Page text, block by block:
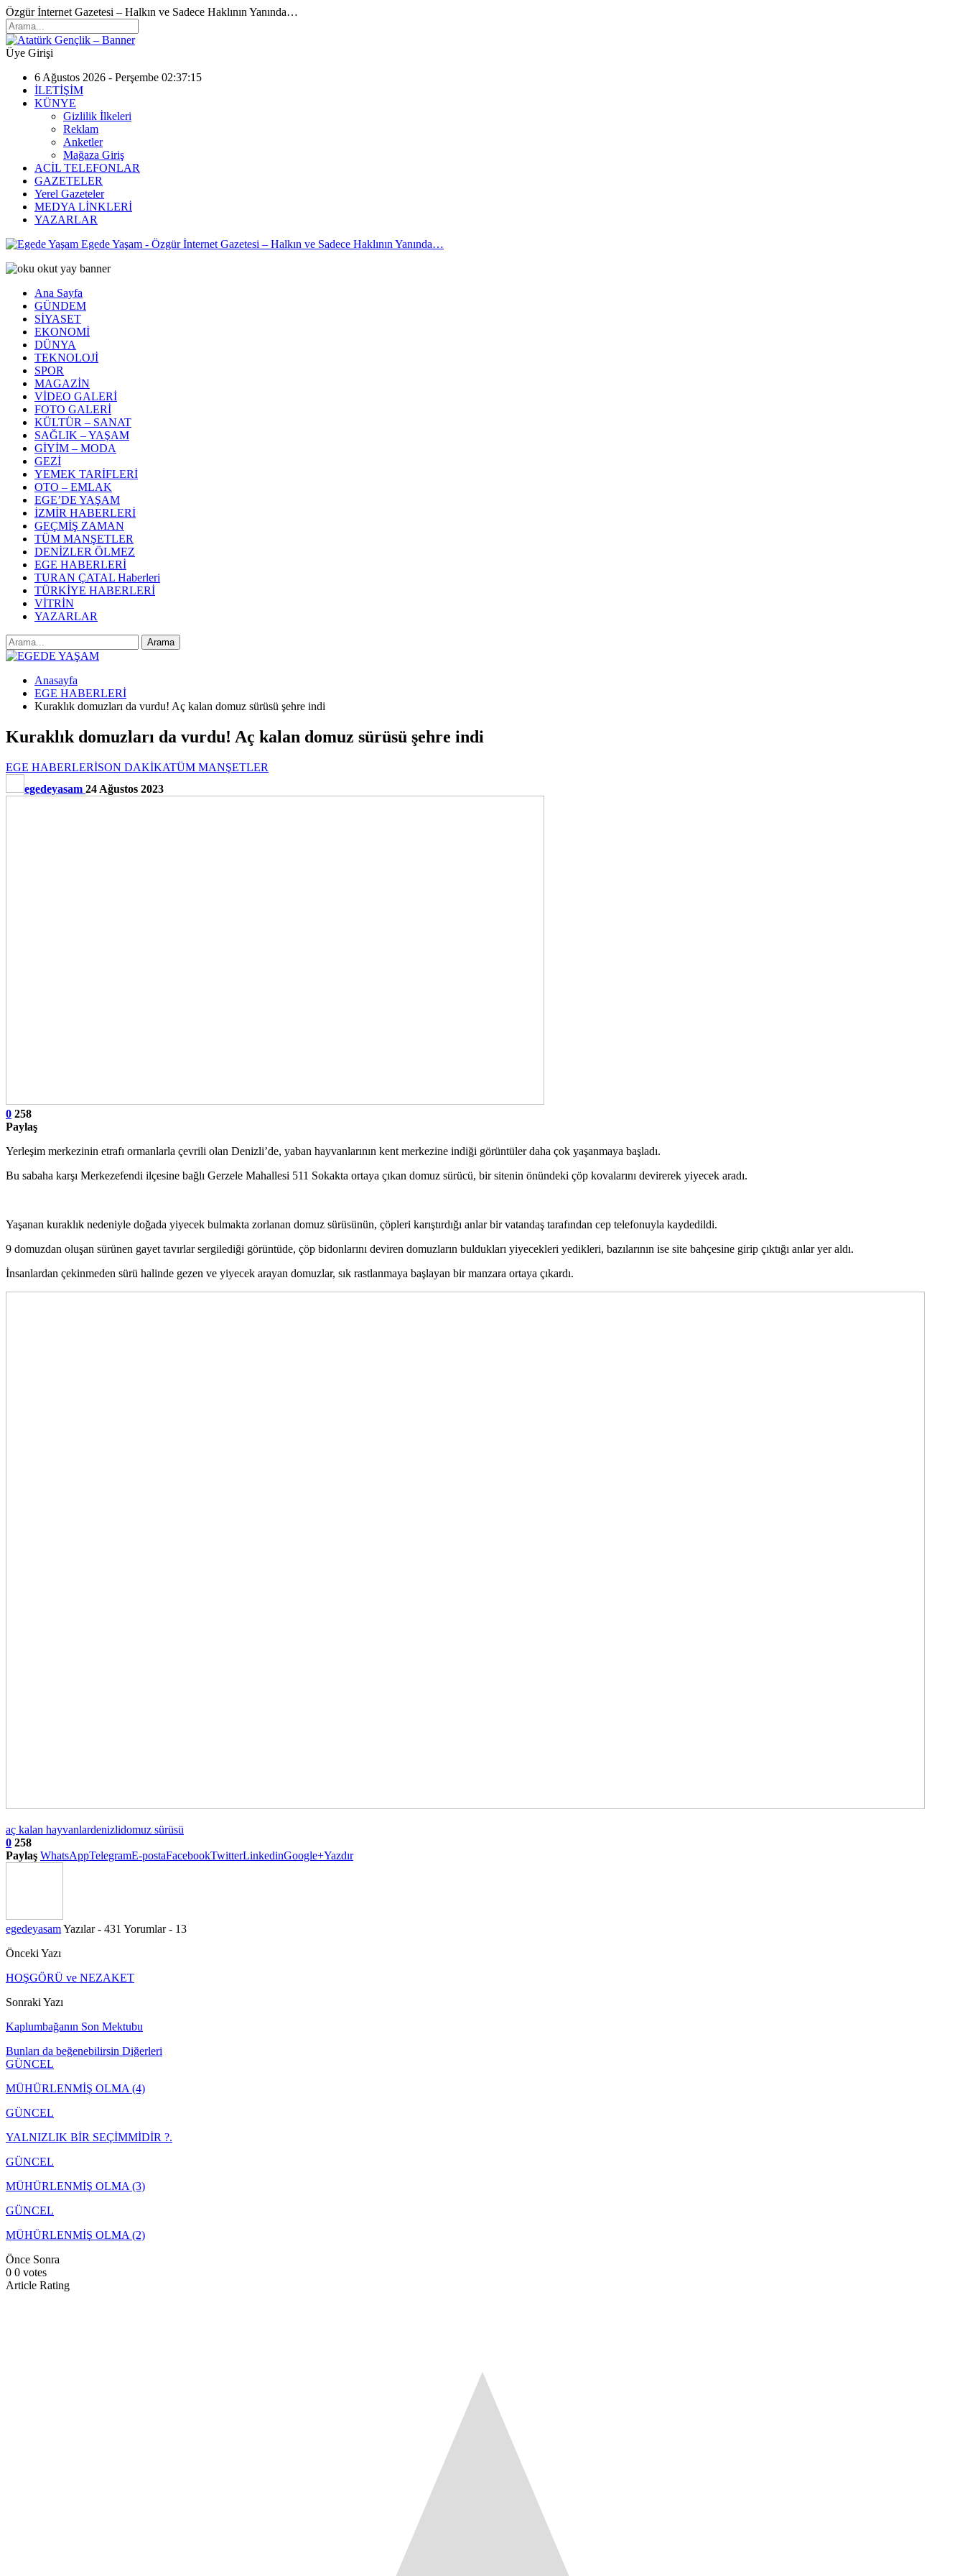
Özgür İnternet Gazetesi – Halkın ve Sadece Haklının Yanında…
Üye Girişi
6 Ağustos 2026 - Perşembe 02:37:15
İLETİŞİM
KÜNYE
Gizlilik İlkeleri
Reklam
Anketler
Mağaza Giriş
ACİL TELEFONLAR
GAZETELER
Yerel Gazeteler
MEDYA LİNKLERİ
YAZARLAR
Egede Yaşam - Özgür İnternet Gazetesi – Halkın ve Sadece Haklının Yanında…
Ana Sayfa
GÜNDEM
SİYASET
EKONOMİ
DÜNYA
TEKNOLOJİ
SPOR
MAGAZİN
VİDEO GALERİ
FOTO GALERİ
KÜLTÜR – SANAT
SAĞLIK – YAŞAM
GİYİM – MODA
GEZİ
YEMEK TARİFLERİ
OTO – EMLAK
EGE’DE YAŞAM
İZMİR HABERLERİ
GEÇMİŞ ZAMAN
TÜM MANŞETLER
DENİZLER ÖLMEZ
EGE HABERLERİ
TURAN ÇATAL Haberleri
TÜRKİYE HABERLERİ
VİTRİN
YAZARLAR
Anasayfa
EGE HABERLERİ
Kuraklık domuzları da vurdu! Aç kalan domuz sürüsü şehre indi
Kuraklık domuzları da vurdu! Aç kalan domuz sürüsü şehre indi
EGE HABERLERİSON DAKİKATÜM MANŞETLER
egedeyasam 24 Ağustos 2023
0 258
Paylaş
Yerleşim merkezinin etrafı ormanlarla çevrili olan Denizli’de, yaban hayvanlarının kent merkezine indiği görüntüler daha çok yaşanmaya başladı.
Bu sabaha karşı Merkezefendi ilçesine bağlı Gerzele Mahallesi 511 Sokakta ortaya çıkan domuz sürücü, bir sitenin önündeki çöp kovalarını devirerek yiyecek aradı.
Yaşanan kuraklık nedeniyle doğada yiyecek bulmakta zorlanan domuz sürüsünün, çöpleri karıştırdığı anlar bir vatandaş tarafından cep telefonuyla kaydedildi.
9 domuzdan oluşan sürünen gayet tavırlar sergilediği görüntüde, çöp bidonlarını deviren domuzların buldukları yiyecekleri yedikleri, bazılarının ise site bahçesine girip çıktığı anlar yer aldı.
İnsanlardan çekinmeden sürü halinde gezen ve yiyecek arayan domuzlar, sık rastlanmaya başlayan bir manzara ortaya çıkardı.
aç kalan hayvanlardenizlidomuz sürüsü
0 258
Paylaş WhatsAppTelegramE-postaFacebookTwitterLinkedinGoogle+Yazdır
egedeyasamYazılar - 431 Yorumlar - 13
Önceki Yazı
HOŞGÖRÜ ve NEZAKET
Sonraki Yazı
Kaplumbağanın Son Mektubu
Bunları da beğenebilirsin Diğerleri
GÜNCEL
MÜHÜRLENMİŞ OLMA (4)
GÜNCEL
YALNIZLIK BİR SEÇİMMİDİR ?.
GÜNCEL
MÜHÜRLENMİŞ OLMA (3)
GÜNCEL
MÜHÜRLENMİŞ OLMA (2)
Önce Sonra
0 0 votes
Article Rating